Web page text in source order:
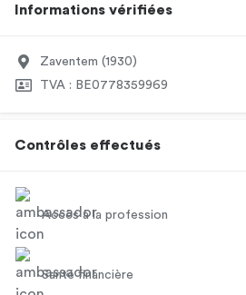
Informations vérifiées
Zaventem (1930)
TVA : BE0778359969
Contrôles effectués
Accès à la profession
Santé financière